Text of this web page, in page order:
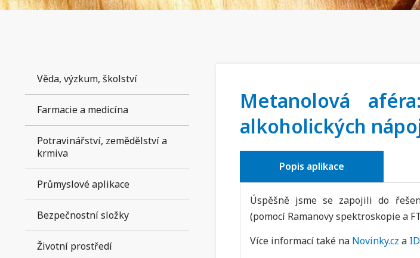
Věda, výzkum, školství
Farmacie a medicína
Potravinářství, zemědělství a
krmiva
Průmyslové aplikace
Bezpečnostní složky
Životní prostředí
Metanolová
alkoholických
Popis aplikace
Úspěšně jsme se zapojili do
(pomocí Ramanovy spektroskopie a
Více informací také na Novinky.cz a